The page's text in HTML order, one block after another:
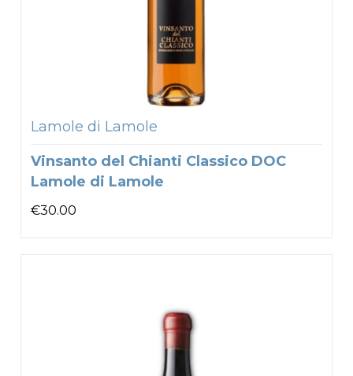
Lamole di Lamole
Vinsanto del Chianti Classico DOC
Lamole di Lamole
€30.00